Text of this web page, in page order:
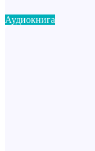
Аудиокнига